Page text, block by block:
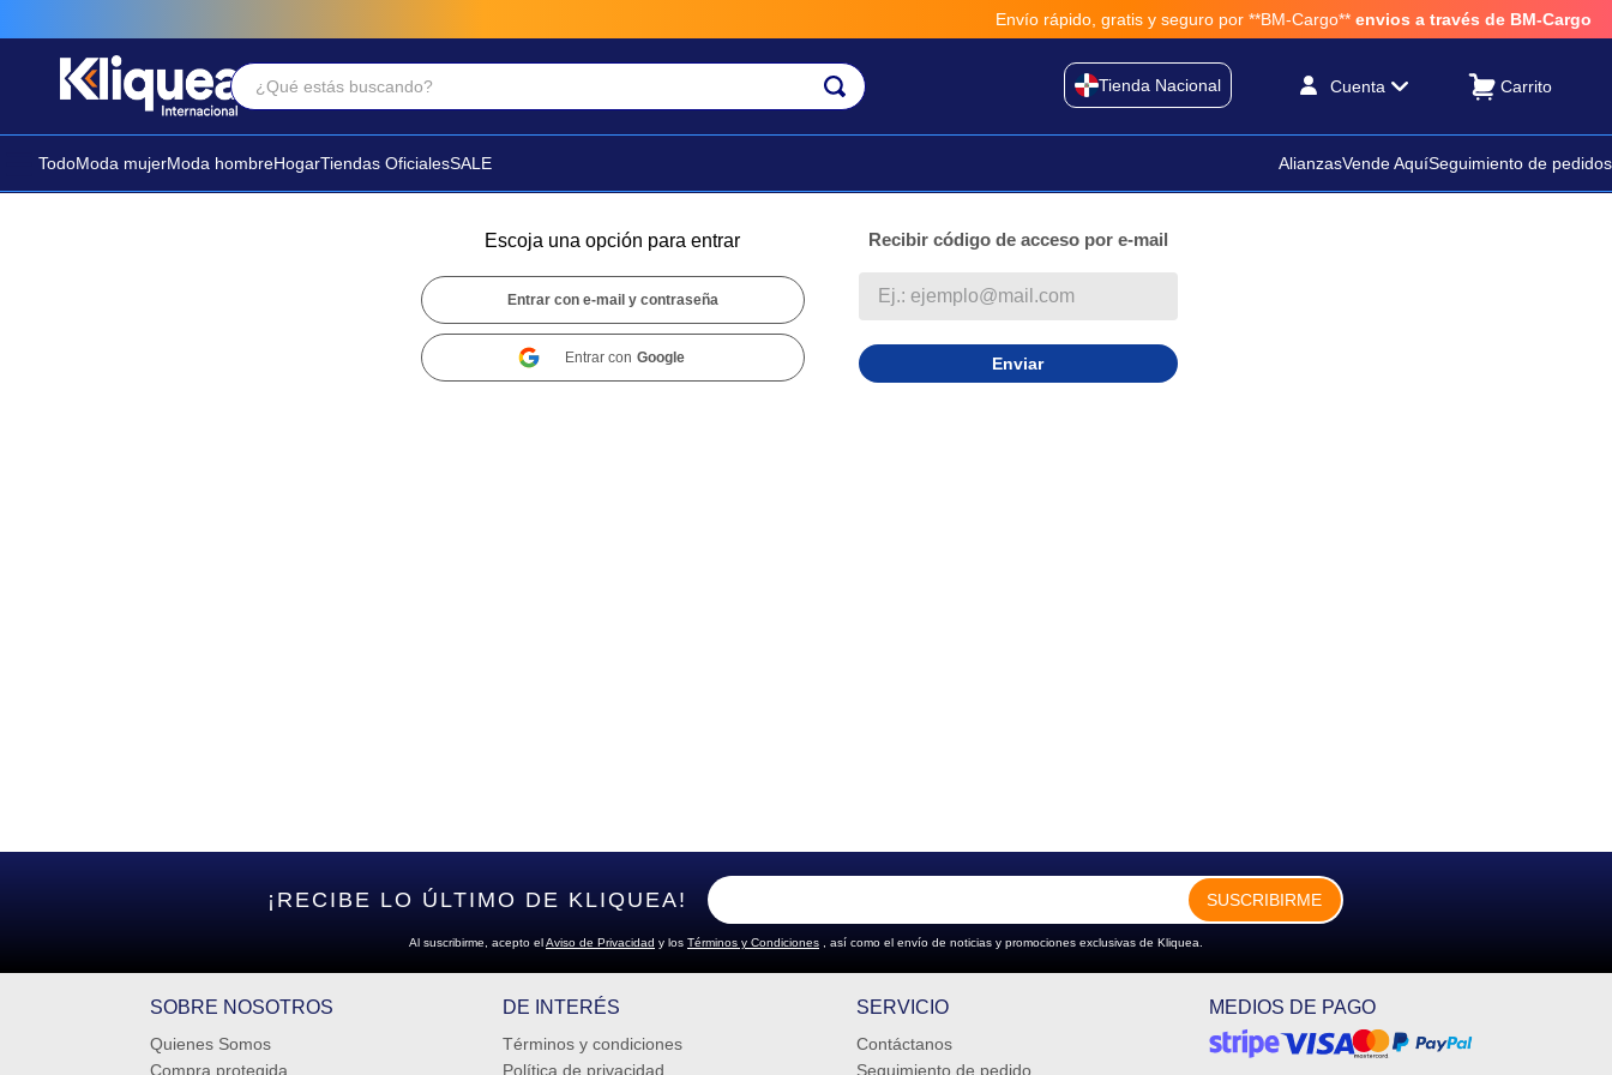
Envío rápido, gratis y seguro por **BM-Cargo** envios a través de BM-Cargo
¿Qué estás buscando?
Tienda Nacional Cuenta
TodoModa mujerModa hombreHogarTiendas OficialesSALE AlianzasVende AquíSeguimiento de pedidos
Escoja una opción para entrar
Entrar con e-mail y contraseña
Entrar con Google
Recibir código de acceso por e-mail
Enviar
¡RECIBE LO ÚLTIMO DE KLIQUEA! SUSCRIBIRME
Al suscribirme, acepto elAviso de Privacidad y los Términos y Condiciones , así como el envío de noticias y promociones exclusivas de Kliquea.
SOBRE NOSOTROS
Quienes Somos
Compra protegida
DE INTERÉS
Términos y condiciones
Política de privacidad
SERVICIO
Contáctanos
Seguimiento de pedido
MEDIOS DE PAGO
Términos Más Buscados
2. sandalia